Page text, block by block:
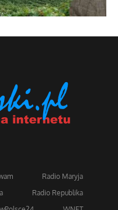
Radio Maryja
Radio Republika